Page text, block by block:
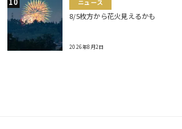
ニュース
8/5枚方から花火見えるかも
2026年8月2日